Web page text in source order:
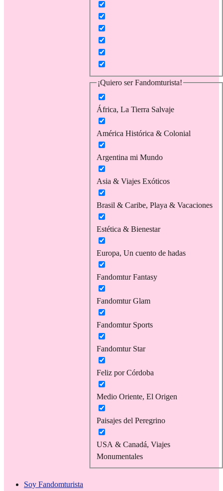
¡Quiero ser Fandomturista!
África, La Tierra Salvaje
América Histórica & Colonial
Argentina mi Mundo
Asia & Viajes Exóticos
Brasil & Caribe, Playa & Vacaciones
Estética & Bienestar
Europa, Un cuento de hadas
Fandomtur Fantasy
Fandomtur Glam
Fandomtur Sports
Fandomtur Star
Feliz por Córdoba
Medio Oriente, El Origen
Paisajes del Peregrino
USA & Canadá, Viajes
Monumentales
Soy Fandomturista